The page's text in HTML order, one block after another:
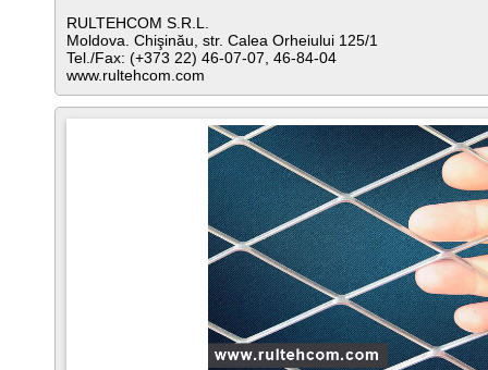
RULTEHCOM S.R.L.
Moldova. Chişinău, str. Calea Orheiului 125/1
Tel./Fax: (+373 22) 46-07-07, 46-84-04
www.rultehcom.com